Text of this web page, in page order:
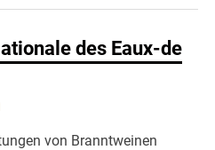
des Eaux-de
von Branntweinen